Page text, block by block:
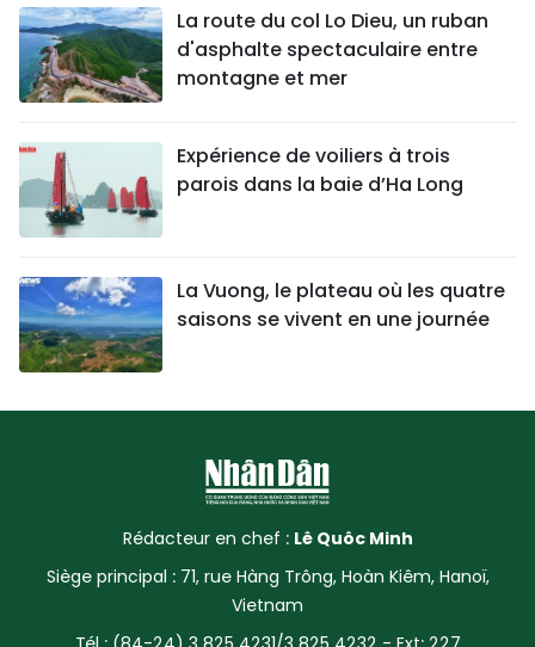
La route du col Lo Dieu, un ruban
d'asphalte spectaculaire entre
montagne et mer
Expérience de voiliers à trois
parois dans la baie d’Ha Long
La Vuong, le plateau où les quatre
saisons se vivent en une journée
Rédacteur en chef : Lê Quôc Minh
Siège principal : 71, rue Hàng Trông, Hoàn Kiêm, Hanoï,
Vietnam